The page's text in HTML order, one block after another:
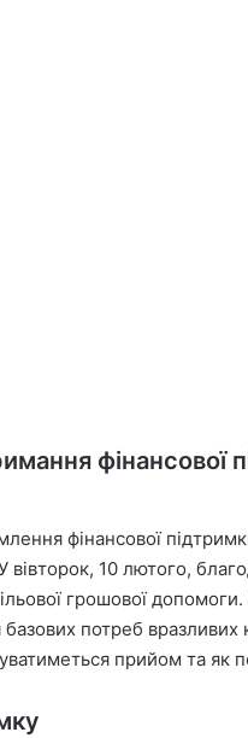
фінансової
фінансової
10 лютого,
грошової
потреб
прийом та як